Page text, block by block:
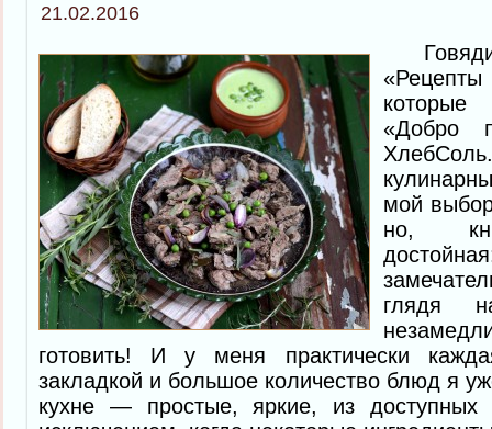
21.02.2016
«Добро
мой
но,
глядя
готовить! И у меня практически
закладкой и большое количество блюд я
кухне — простые, яркие, из доступных